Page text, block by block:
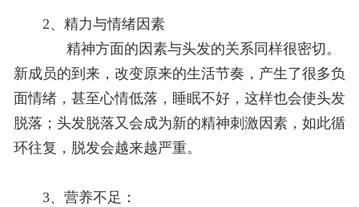
2、精力与情绪因素
精神方面的因素与头发的关系同样很密切。
新成员的到来，改变原来的生活节奏，产生了很多负
面情绪，甚至心情低落，睡眠不好，这样也会使头发
脱落；头发脱落又会成为新的精神刺激因素，如此循
环往复，脱发会越来越严重。
3、营养不足：